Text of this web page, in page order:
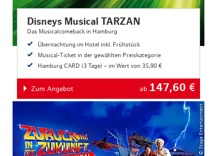
Disneys Musical TARZAN
Das Musicalcomeback in Hamburg
Übernachtung im Hotel inkl. Frühstück
Musical-Ticket in der gewählten Preiskategorie
Hamburg CARD (3 Tage) – im Wert von 35,90 €
Zum Angebot ab 147,60 €
© Stage Entertainment